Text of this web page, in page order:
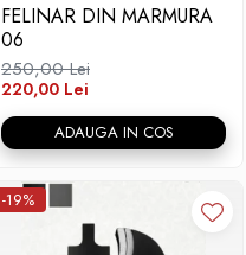
FELINAR DIN MARMURA
06
250,00 Lei
220,00 Lei
ADAUGA IN COS
-19%